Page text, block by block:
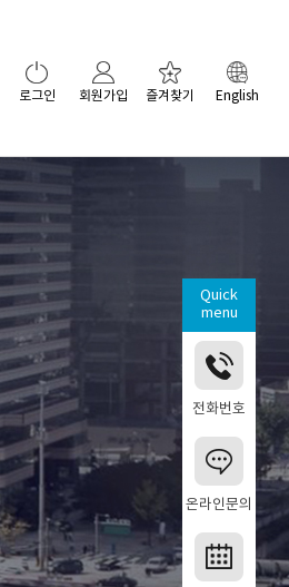
Quick
menu
전화번호
온라인문의
로그인 회원가입 즐겨찾기 English